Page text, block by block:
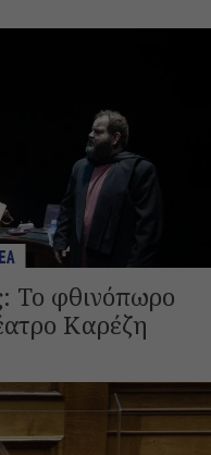
Το φθινόπωρο
Καρέζη